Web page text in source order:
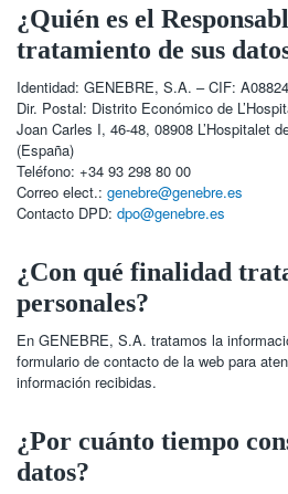
¿Quién es el
tratamiento de sus
Identidad: GENEBRE, S.A. – CIF:
Dir. Postal: Distrito Económico de
Joan Carles I, 46-48, 08908 L’Hospitalet
(España)
Teléfono: +34 93 298 80 00
Correo elect.: genebre@genebre.es
Contacto DPD: dpo@genebre.es
¿Con qué finalidad
personales?
En GENEBRE, S.A. tratamos la
formulario de contacto de la web para
información recibidas.
¿Por cuánto tiempo
datos?